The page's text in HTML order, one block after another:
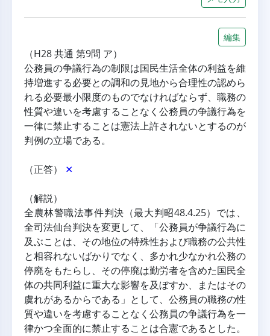
編集
（H28 共通 第9問 ア）
公務員の争議行為の制限は国民生活全体の利益を維
持増進する必要との調和の見地から合理性の認めら
れる必要最小限度のものでなければならず、職務の
性質や違いを考慮することなく公務員の争議行為を
一律に禁止することは憲法上許されないとするのが
判例の立場である。
（正答） ✕
（解説）
全農林警職法事件判決（最大判昭48.4.25）では、
全司法仙台判決を変更して、「公務員が争議行為に
及ぶことは、その地位の特殊性および職務の公共性
と相容れないばかりでなく、多かれ少なかれ公務の
停廃をもたらし、その停廃は勤労者を含めた国民全
体の共同利益に重大な影響を及ぼすか、またはその
虞れがあるからである」として、公務員の職務の性
質や違いを考慮することなく公務員の争議行為を一
律かつ全面的に禁止することは合憲であるとした。